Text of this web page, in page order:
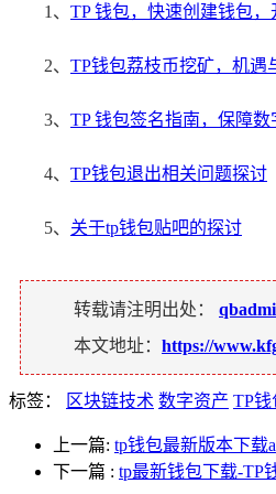
1、 TP 钱包，快速创建钱包
2、 TP钱包荔枝币挖矿，机遇
3、 TP 钱包签名指南，保障
4、 TP钱包退出相关问题探讨
5、 关于tp钱包贴吧的探讨
转载请注明出处：
本文地址： https://
标签： 区块链技术 数字资产 TP钱
上一篇: tp钱包最新版本下载
下一篇 : tp最新钱包下载-TP